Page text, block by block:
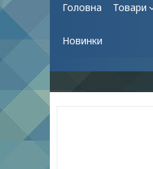
Головна Товари
Новинки